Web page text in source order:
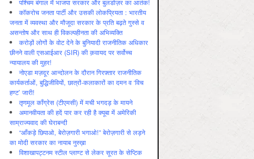
पश्चिम बंगाल में भाजपा सरकार और बुलडोज़र का आतंक!
कॉकरोच जनता पार्टी और उसकी लोकप्रियता : भारतीय
जनता में व्‍यवस्‍था और मौजूदा सरकार के प्रति बढ़ते गुस्‍से व
असन्‍तोष और साथ ही विकल्‍पहीनता की अभिव्‍यक्ति
करोड़ों लोगों के वोट देने के बुनियादी राजनीतिक अधिकार
छीनने वाली एसआईआर (SIR) की क़वायद पर सर्वोच्च
न्यायालय की मुहर!
नोएडा मज़दूर आन्दोलन के दौरान गिरफ़्तार राजनीतिक
कार्यकर्ताओं, बुद्धिजीवियों, छात्रों-कलाकारों का दमन व ‘विच
हण्ट’ जारी!
तृणमूल काँग्रेस (टीएमसी) में मची भगदड़ के मायने
अमानवीयता की हदें पार कर रही है क्यूबा में अमेरिकी
साम्राज्यवाद की घेराबन्दी
“आँकड़े छिपाओ, बेरोज़गारी भगाओ!” बेरोज़गारी से लड़ने
का मोदी सरकार का नायाब नुस्ख़ा
विशाखापट्टनम स्टील प्लाण्ट से लेकर सूरत के सेप्टिक